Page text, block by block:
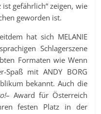
gefährlich“ zeigen, wie
geworden ist.
hat sich MELANIE
Schlagerszene
Formaten wie Wenn
Spaß mit ANDY BORG
bekannt. Auch die
– Award für Österreich
festen Platz in der